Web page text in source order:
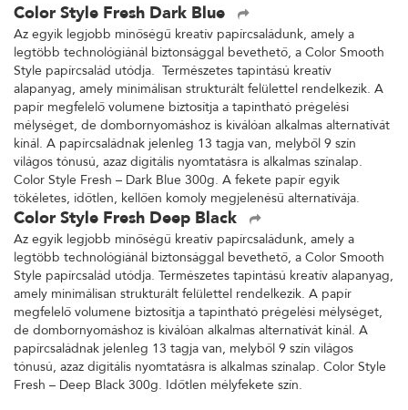
Color Style Fresh Dark Blue
Az egyik legjobb minőségű kreatív papírcsaládunk, amely a
legtöbb technológiánál biztonsággal bevethető, a Color Smooth
Style papírcsalád utódja. Természetes tapintású kreatív
alapanyag, amely minimálisan strukturált felülettel rendelkezik. A
papír megfelelő volumene biztosítja a tapintható prégelési
mélységet, de dombornyomáshoz is kiválóan alkalmas alternatívát
kínál. A papírcsaládnak jelenleg 13 tagja van, melyből 9 szín
világos tónusú, azaz digitális nyomtatásra is alkalmas színalap.
Color Style Fresh – Dark Blue 300g. A fekete papír egyik
tökéletes, időtlen, kellően komoly megjelenésű alternatívája.
Color Style Fresh Deep Black
Az egyik legjobb minőségű kreatív papírcsaládunk, amely a
legtöbb technológiánál biztonsággal bevethető, a Color Smooth
Style papírcsalád utódja. Természetes tapintású kreatív alapanyag,
amely minimálisan strukturált felülettel rendelkezik. A papír
megfelelő volumene biztosítja a tapintható prégelési mélységet,
de dombornyomáshoz is kiválóan alkalmas alternatívát kínál. A
papírcsaládnak jelenleg 13 tagja van, melyből 9 szín világos
tónusú, azaz digitális nyomtatásra is alkalmas színalap. Color Style
Fresh – Deep Black 300g. Időtlen mélyfekete szín.